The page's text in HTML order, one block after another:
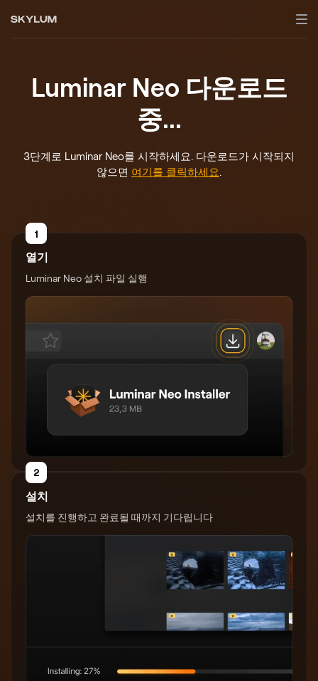
Luminar Neo 다운로드
중...
3단계로 Luminar Neo를 시작하세요. 다운로드가 시작되지
않으면 여기를 클릭하세요.
1
열기
Luminar Neo 설치 파일 실행
2
설치
설치를 진행하고 완료될 때까지 기다립니다